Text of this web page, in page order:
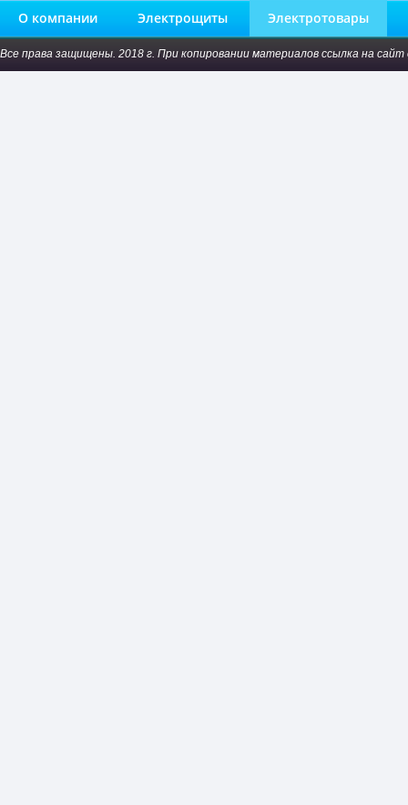
О компании Электрощиты Электротовары
Все права защищены. 2018 г. При копировании материалов ссылка на сайт